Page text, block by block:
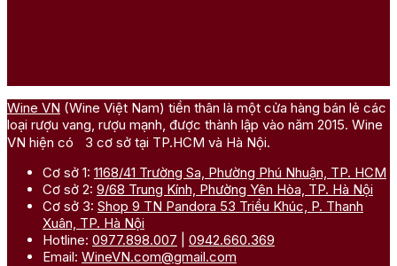
Wine VN (Wine Việt Nam) tiền thân là một cửa hàng bán lẻ các
loại rượu vang, rượu mạnh, được thành lập vào năm 2015. Wine
VN hiện có 3 cơ sở tại TP.HCM và Hà Nội.
Cơ sở 1: 1168/41 Trường Sa, Phường Phú Nhuận, TP. HCM
Cơ sở 2: 9/68 Trung Kính, Phường Yên Hòa, TP. Hà Nội
Cơ sở 3: Shop 9 TN Pandora 53 Triều Khúc, P. Thanh
Xuân, TP. Hà Nội
Hotline: 0977.898.007
0942.660.369
Email: WineVN.com@gmail.com